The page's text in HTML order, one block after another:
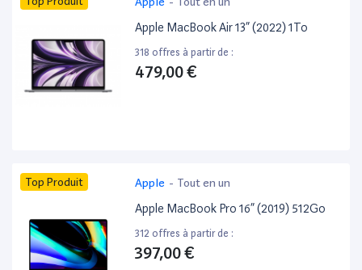
Apple MacBook Air 13” (2022) 1To
318 offres à partir de :
479,00 €
Top Produit Apple - Tout en un
Apple MacBook Pro 16” (2019) 512Go
312 offres à partir de :
397,00 €